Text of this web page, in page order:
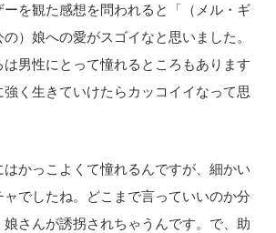
を観た感想を問われると「（メル・ギ
）娘への愛がスゴイなと思いました。
男性にとって憧れるところもあります
強く生きていけたらカッコイイなって思
はかっこよくて憧れるんですが、細かい
ャでしたね。どこまで言っていいのか分
さんが誘拐されちゃうんです。で、助